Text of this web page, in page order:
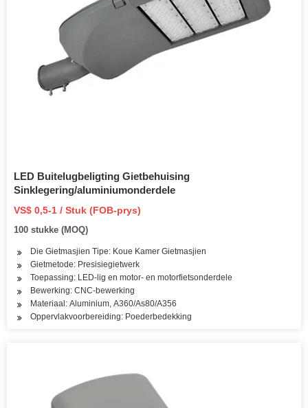
LED Buitelugbeligting Gietbehuising
Sinklegering/aluminiumonderdele
VS$ 0,5-1 / Stuk (FOB-prys)
100 stukke (MOQ)
Die Gietmasjien Tipe: Koue Kamer Gietmasjien
Gietmetode: Presisiegietwerk
Toepassing: LED-lig en motor- en motorfietsonderdele
Bewerking: CNC-bewerking
Materiaal: Aluminium, A360/As80/A356
Oppervlakvoorbereiding: Poederbedekking